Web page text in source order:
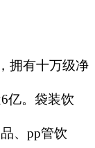
拥有十万级净
亿。袋装饮
、pp管饮